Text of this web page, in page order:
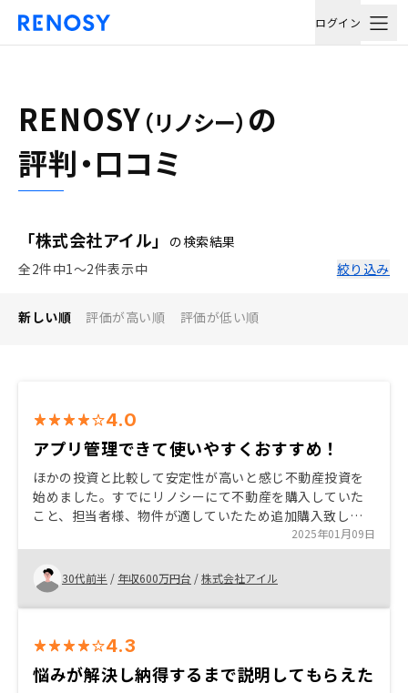
ログイン
RENOSY （リノシー） の
評判・口コミ
「株式会社アイル」
の検索結果
全2件中1〜2件表示中
絞り込み
新しい順 評価が高い順 評価が低い順
4.0
アプリ管理できて使いやすくおすすめ！
ほかの投資と比較して安定性が高いと感じ不動産投資を
始めました。すでにリノシーにて不動産を購入していた
こと、担当者様、物件が適していたため追加購入致しま
した。アプリ管理などもできるため購入後も状況や経緯
把握しやすいため満足しています。 特になし
2025年01月09日
30代前半 / 年収600万円台 /株式会社アイル
4.3
悩みが解決し納得するまで説明してもらえた